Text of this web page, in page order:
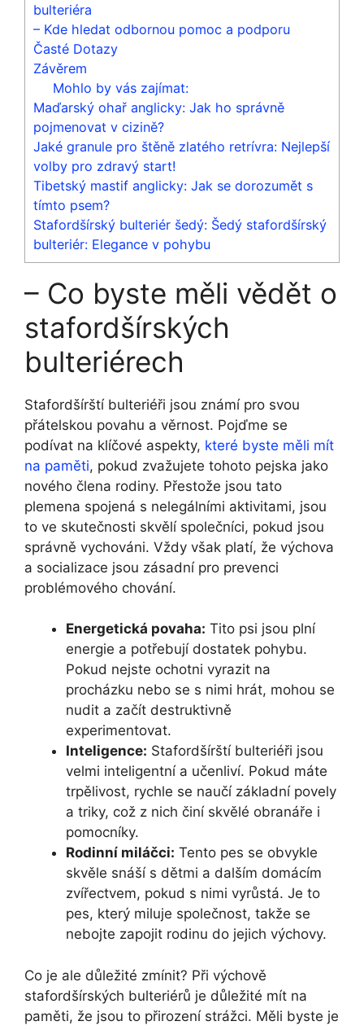
bulteriéra
– Kde hledat odbornou pomoc a podporu
Časté Dotazy
Závěrem
Mohlo by vás zajímat:
Maďarský ohař anglicky: Jak ho správně
pojmenovat v cizině?
Jaké granule pro štěně zlatého retrívra: Nejlepší
volby pro zdravý start!
Tibetský mastif anglicky: Jak se dorozumět s
tímto psem?
Stafordšírský bulteriér šedý: Šedý stafordšírský
bulteriér: Elegance v pohybu
– Co byste měli vědět o
stafordšírských
bulteriérech
Stafordšírští bulteriéři jsou známí pro svou
přátelskou povahu a věrnost. Pojďme se
podívat na klíčové aspekty, které byste měli mít
na paměti, pokud zvažujete tohoto pejska jako
nového člena rodiny. Přestože jsou tato
plemena spojená s nelegálními aktivitami, jsou
to ve skutečnosti skvělí společníci, pokud jsou
správně vychováni. Vždy však platí, že výchova
a socializace jsou zásadní pro prevenci
problémového chování.
Energetická povaha: Tito psi jsou plní
energie a potřebují dostatek pohybu.
Pokud nejste ochotni vyrazit na
procházku nebo se s nimi hrát, mohou se
nudit a začít destruktivně
experimentovat.
Inteligence: Stafordšírští bulteriéři jsou
velmi inteligentní a učenliví. Pokud máte
trpělivost, rychle se naučí základní povely
a triky, což z nich činí skvělé obranáře i
pomocníky.
Rodinní miláčci: Tento pes se obvykle
skvěle snáší s dětmi a dalším domácím
zvířectvem, pokud s nimi vyrůstá. Je to
pes, který miluje společnost, takže se
nebojte zapojit rodinu do jejich výchovy.
Co je ale důležité zmínit? Při výchově
stafordšírských bulteriérů je důležité mít na
paměti, že jsou to přirození strážci. Měli byste je